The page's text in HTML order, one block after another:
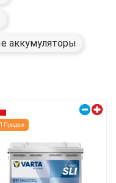
аккумуляторы
Продаж